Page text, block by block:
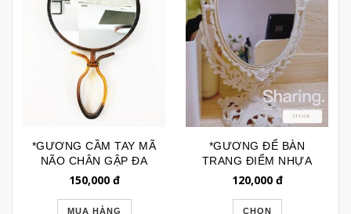
*GƯƠNG CẦM TAY MÃ
NÃO CHÂN GẬP ĐA
NĂNG GTD160
150,000đ
MUA HÀNG
*GƯƠNG ĐỂ BÀN
TRANG ĐIỂM NHỰA
OVAL ANNA SUI
120,000đ
CHỌN